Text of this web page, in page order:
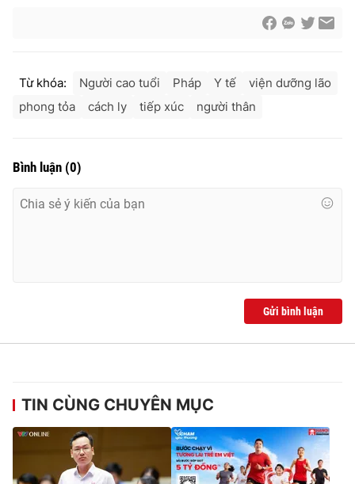
Từ khóa: Người cao tuổi Pháp Y tế
viện dưỡng lão
phong tỏa
cách ly tiếp xúc người thân
Bình luận (0)
Gửi bình luận
TIN CÙNG CHUYÊN MỤC